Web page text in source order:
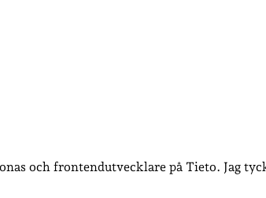
och frontendutvecklare på Tieto. Jag